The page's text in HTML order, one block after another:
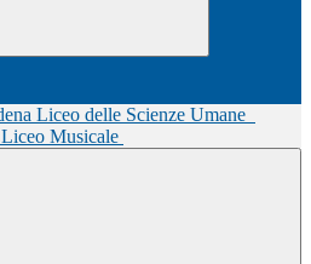
Liceo delle Scienze Umane
Liceo Musicale